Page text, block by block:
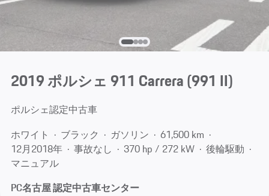
2019 ポルシェ 911 Carrera(991 II)
ポルシェ認定中古車
ホワイト
ブラック ガソリン
61,500 km
12月​2018年
事故なし 370 hp / 272 kW
後輪駆動
マニュアル
PC名古屋 認定中古車センター